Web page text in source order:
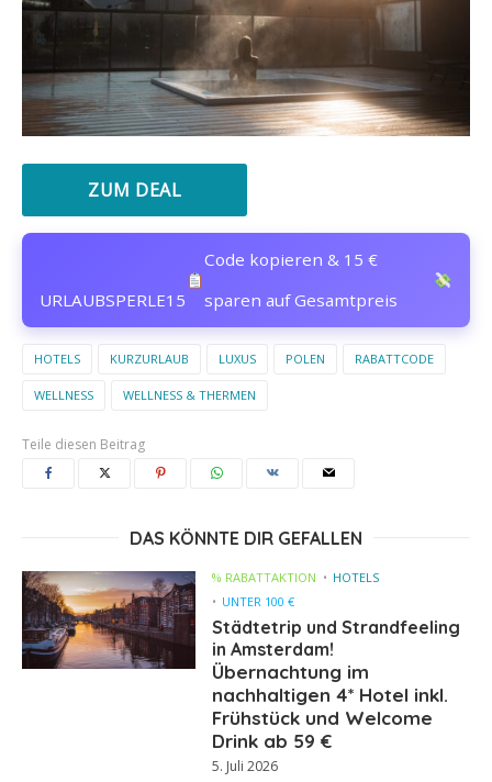
ZUM DEAL
URLAUBSPERLE15
Code kopieren & 15 €
sparen auf Gesamtpreis
HOTELS KURZURLAUB LUXUS POLEN RABATTCODE
WELLNESS WELLNESS & THERMEN
Teile diesen Beitrag
DAS KÖNNTE DIR GEFALLEN
% RABATTAKTION
HOTELS
UNTER 100 €
Städtetrip und Strandfeeling
in Amsterdam!
Übernachtung im
nachhaltigen 4* Hotel inkl.
Frühstück und Welcome
Drink ab 59 €
5. Juli 2026